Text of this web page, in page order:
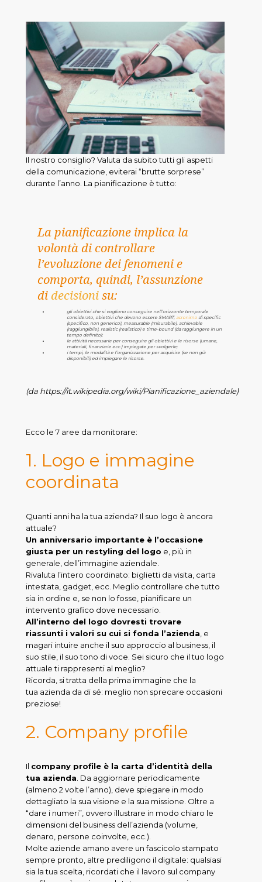
Il nostro consiglio? Valuta da subito tutti gli aspetti
della comunicazione, eviterai “brutte sorprese”
durante l’anno. La pianificazione è tutto:
La pianificazione implica la
volontà di controllare
l’evoluzione dei fenomeni e
comporta, quindi, l’assunzione
didecisionisu:
gli obiettivi che si vogliono conseguire nell’orizzonte temporale
considerato, obiettivi che devono essere SMART, acronimo di specific
(specifico, non generico), measurable (misurabile), achievable
(raggiungibile), realistic (realistico) e time-bound (da raggiungere in un
tempo definito);
le attività necessarie per conseguire gli obiettivi e le risorse (umane,
materiali, finanziarie ecc.) impiegate per svolgerle;
i tempi, le modalità e l’organizzazione per acquisire (se non già
disponibili) ed impiegare le risorse.
(da https://it.wikipedia.org/wiki/Pianificazione_aziendale)
Ecco le 7 aree da monitorare:
1. Logo e immagine
coordinata
Quanti anni ha la tua azienda? Il suo logo è ancora
attuale?
Un anniversario importante è l’occasione
giusta per un restyling del logo e, più in
generale, dell’immagine aziendale.
Rivaluta l’intero coordinato: biglietti da visita, carta
intestata, gadget, ecc. Meglio controllare che tutto
sia in ordine e, se non lo fosse, pianificare un
intervento grafico dove necessario.
All’interno del logo dovresti trovare
riassunti i valori su cui si fonda l’azienda, e
magari intuire anche il suo approccio al business, il
suo stile, il suo tono di voce. Sei sicuro che il tuo logo
attuale ti rappresenti al meglio?
Ricorda, si tratta della prima immagine che la
tua azienda da di sé: meglio non sprecare occasioni
preziose!
2. Company profile
Il company profile è la carta d’identità della
tua azienda. Da aggiornare periodicamente
(almeno 2 volte l’anno), deve spiegare in modo
dettagliato la sua visione e la sua missione. Oltre a
“dare i numeri”, ovvero illustrare in modo chiaro le
dimensioni del business dell’azienda (volume,
denaro, persone coinvolte, ecc.).
Molte aziende amano avere un fascicolo stampato
sempre pronto, altre prediligono il digitale: qualsiasi
sia la tua scelta, ricordati che il lavoro sul company